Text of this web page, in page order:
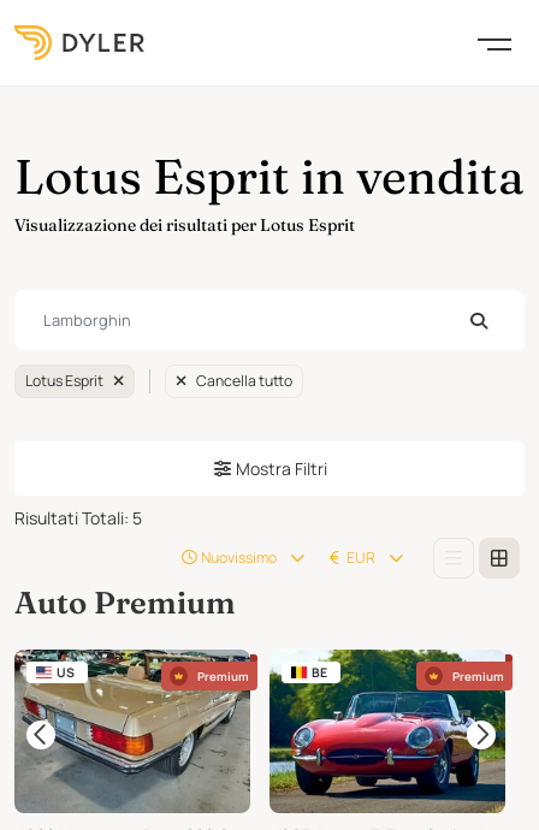
Lotus Esprit in vendita
Visualizzazione dei risultati per Lotus Esprit
Lotus Esprit Cancella tutto
Mostra Filtri
Risultati Totali: 5
Nuovissimo EUR
Auto Premium
US Premium BE Premium